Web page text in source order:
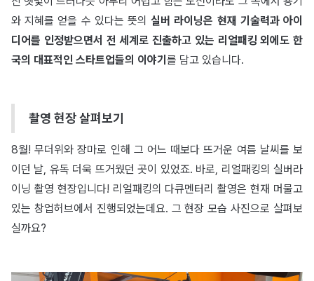
와 지혜를 얻을 수 있다는 뜻의실버 라이닝은 현재 기술력과 아이
디어를 인정받으면서 전 세계로 진출하고 있는 리얼패킹 외에도 한
국의 대표적인 스타트업들의 이야기 를 담고 있습니다.
촬영 현장 살펴보기
8월! 무더위와 장마로 인해 그 어느 때보다 뜨거운 여름 날씨를 보
이던 날, 유독 더욱 뜨거웠던 곳이 있었죠. 바로, 리얼패킹의 실버라
이닝 촬영 현장입니다! 리얼패킹의 다큐멘터리 촬영은 현재 머물고
있는 창업허브에서 진행되었는데요. 그 현장 모습 사진으로 살펴보
실까요?